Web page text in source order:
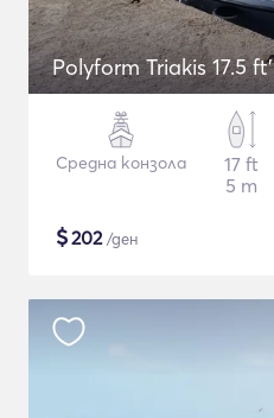
Polyform Triakis 17.5 ft'
Средна конзола
17 ft
5 m
$202/ден